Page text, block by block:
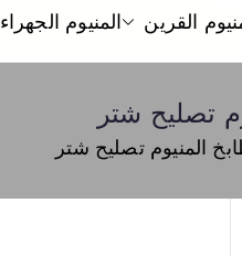
القرين المنيوم الجهراء